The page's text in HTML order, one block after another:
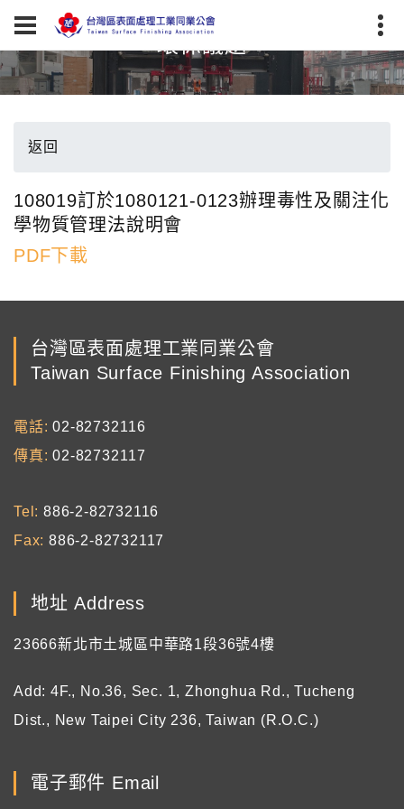
環保議題
返回
108019訂於1080121-0123辦理毒性及關注化
學物質管理法說明會
PDF下載
台灣區表面處理工業同業公會
Taiwan Surface Finishing Association
電話
02-82732116
傳真
02-82732117
Tel
886-2-82732116
Fax 886-2-82732117
地址 Address
23666新北市土城區中華路1段36號4樓
Add: 4F., No.36, Sec. 1, Zhonghua Rd., Tucheng
Dist., New Taipei City 236, Taiwan (R.O.C.)
電子郵件 Email